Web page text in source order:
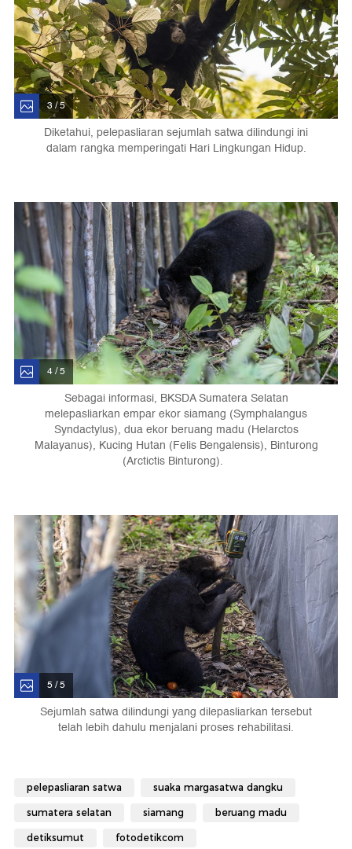
3 / 5
Diketahui, pelepasliaran sejumlah satwa dilindungi ini
dalam rangka memperingati Hari Lingkungan Hidup.
4 / 5
Sebagai informasi, BKSDA Sumatera Selatan
melepasliarkan empar ekor siamang (Symphalangus
Syndactylus), dua ekor beruang madu (Helarctos
Malayanus), Kucing Hutan (Felis Bengalensis), Binturong
(Arctictis Binturong).
5 / 5
Sejumlah satwa dilindungi yang dilepasliarkan tersebut
telah lebih dahulu menjalani proses rehabilitasi.
pelepasliaran satwa suaka margasatwa dangku
sumatera selatan siamang beruang madu
detiksumut fotodetikcom